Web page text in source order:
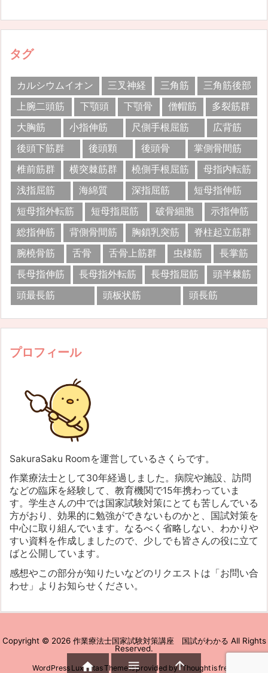
タグ
カルシウムイオン 三叉神経 三角筋
三角筋後部
上腕二頭筋
下顎頭 下顎骨 僧帽筋
多裂筋群
大胸筋
小指伸筋 尺側手根屈筋
広背筋
後頭下筋群
後頭顆 後頭骨
掌側骨間筋
椎前筋群
横突棘筋群 橈側手根屈筋
母指内転筋
浅指屈筋
海綿質 深指屈筋
短母指伸筋
短母指外転筋
短母指屈筋 破骨細胞
示指伸筋
総指伸筋
背側骨間筋 胸鎖乳突筋
脊柱起立筋群
腕橈骨筋
舌骨 舌骨上筋群 虫様筋
長掌筋
長母指伸筋
長母指外転筋 長母指屈筋
頭半棘筋
頭最長筋
頭板状筋 頭長筋
プロフィール
SakuraSaku Roomを運営しているさくらです。
作業療法士として30年経過しました。病院や施設、訪問
などの臨床を経験して、教育機関で15年携わっていま
す。学生さんの中では国家試験対策にとても苦しんでいる
方がおり、効果的に勉強ができないものかと、国試対策を
中心に取り組んでいます。なるべく省略しない、わかりや
すい資料を作成しましたので、少しでも皆さんの役に立て
ばと公開しています。
感想やこの部分が知りたいなどのリクエストは「お問い合
わせ」よりお知らせください。
Copyright © 2026 作業療法士国家試験対策講座 国試がわかる All Rights
Reserved.
WordPress Luxeritas Theme is provided by "Thought is free
  